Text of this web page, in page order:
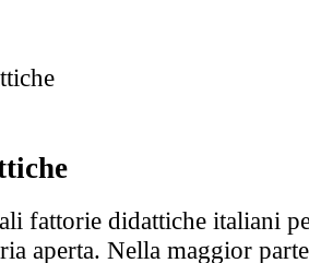
fattorie didattiche italiani
aperta. Nella maggior